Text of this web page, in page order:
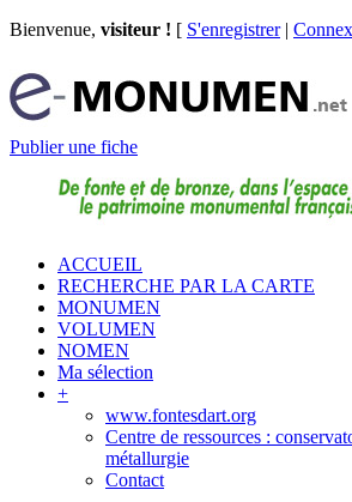
Bienvenue, visiteur ! [ S'enregistrer|
Publier une fiche
ACCUEIL
RECHERCHE PAR LA CARTE
MONUMEN
VOLUMEN
NOMEN
Ma sélection
+
www.fontesdart.org
Centre de ressources :
métallurgie
Contact